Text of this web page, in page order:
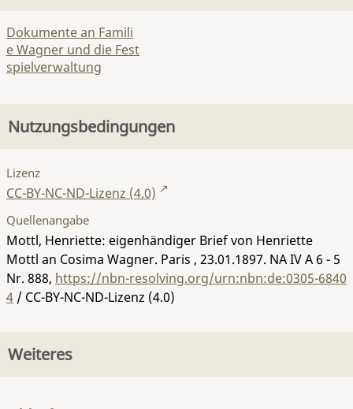
Dokumente an Famili
e Wagner und die Fest
spielverwaltung
Nutzungsbedingungen
Lizenz
CC-BY-NC-ND-Lizenz (4.0)
Quellenangabe
Mottl, Henriette: eigenhändiger Brief von Henriette
Mottl an Cosima Wagner. Paris , 23.01.1897. NA IV A 6 - 5
Nr. 888, https://nbn-resolving.org/urn:nbn:de:0305-6840
4 / CC-BY-NC-ND-Lizenz (4.0)
Weiteres